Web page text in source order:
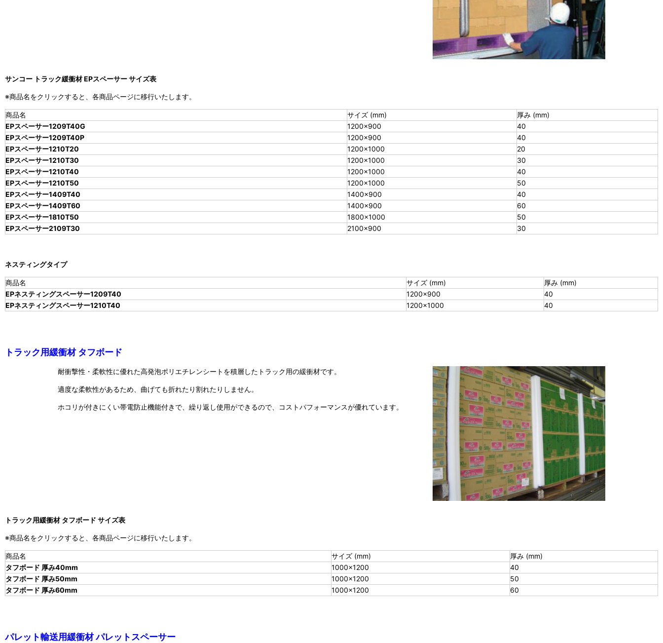
サンコー トラック緩衝材 EPスペーサー サイズ表
※商品名をクリックすると、各商品ページに移行いたします。
商品名 サイズ (mm)
厚み (mm)
EPスペーサー1209T40G
1200×900
40
EPスペーサー1209T40P
1200×900
40
EPスペーサー1210T20
1200×1000
20
EPスペーサー1210T30
1200×1000
30
EPスペーサー1210T40
1200×1000
40
EPスペーサー1210T50
1200×1000
50
EPスペーサー1409T40
1400×900
40
EPスペーサー1409T60
1400×900
60
EPスペーサー1810T50
1800×1000
50
EPスペーサー2109T30
2100×900 30
ネスティングタイプ
商品名 サイズ (mm)
厚み (mm)
EPネスティングスペーサー1209T40
1200×900
40
EPネスティングスペーサー1210T40
1200×1000 40
トラック用緩衝材 タフボード
耐衝撃性・柔軟性に優れた高発泡ポリエチレンシートを積層したトラック用の緩衝材です。
適度な柔軟性があるため、曲げても折れたり割れたりしません。
ホコリが付きにくい帯電防止機能付きで、繰り返し使用ができるので、コストパフォーマンスが優れています。
トラック用緩衝材 タフボード サイズ表
※商品名をクリックすると、各商品ページに移行いたします。
商品名 サイズ (mm)
厚み (mm)
タフボード 厚み40mm
1000×1200
40
タフボード 厚み50mm
1000×1200
50
タフボード 厚み60mm
1000×1200 60
パレット輸送用緩衝材 パレットスペーサー